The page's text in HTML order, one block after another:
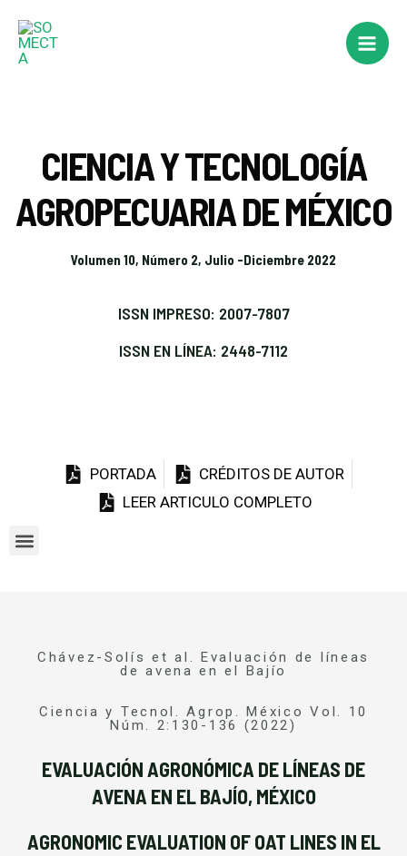
CIENCIA Y TECNOLOGÍA
AGROPECUARIA DE MÉXICO
Volumen 10, Número 2, Julio -Diciembre 2022
ISSN IMPRESO: 2007-7807
ISSN EN LÍNEA: 2448-7112
PORTADA
CRÉDITOS DE AUTOR
LEER ARTICULO COMPLETO
Chávez-Solís et al. Evaluación de líneas
de avena en el Bajío
Ciencia y Tecnol. Agrop. México Vol. 10
Núm. 2:130-136 (2022)
EVALUACIÓN AGRONÓMICA DE LÍNEAS DE
AVENA EN EL BAJÍO, MÉXICO
AGRONOMIC EVALUATION OF OAT LINES IN EL